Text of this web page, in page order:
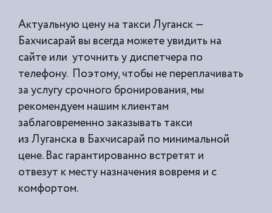
Актуальную цену на такси Луганск —
Бахчисарай вы всегда можете увидить на
сайте или уточнить у диспетчера по
телефону. Поэтому, чтобы не переплачивать
за услугу срочного бронирования, мы
рекомендуем нашим клиентам
заблаговременно заказывать такси
изЛуганска в Бахчисарай по минимальной
цене. Вас гарантированно встретят и
отвезут к месту назначения вовремя и с
комфортом.